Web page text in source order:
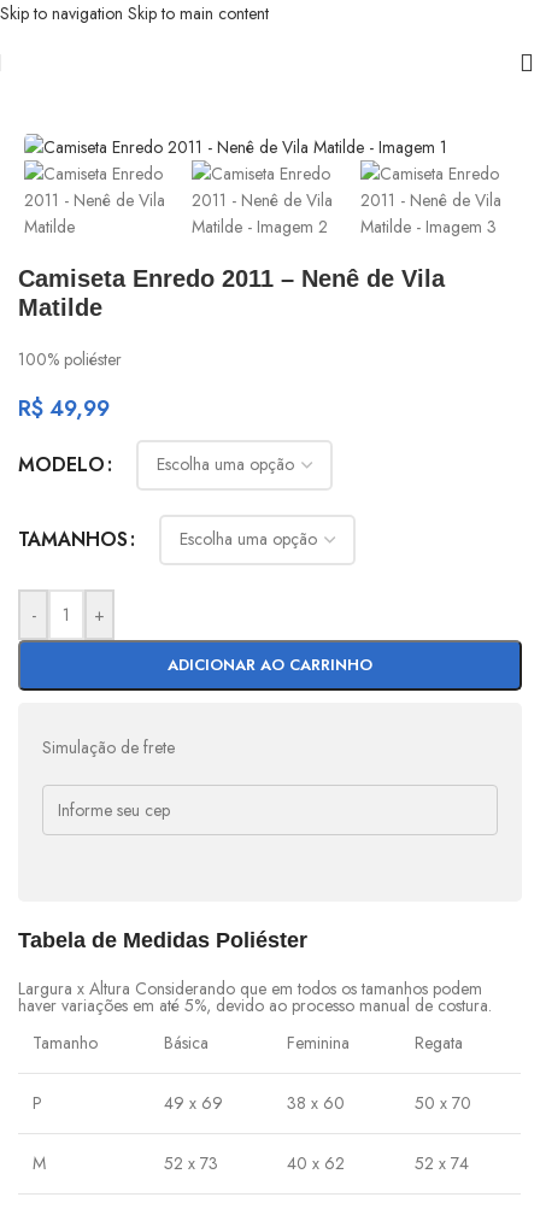
Skip to navigation Skip to main content
Camiseta Enredo 2011 – Nenê de Vila
Matilde
100% poliéster
R$49,99
MODELO
TAMANHOS
- +
ADICIONAR AO CARRINHO
Simulação de frete
Tabela de Medidas Poliéster
Largura x Altura Considerando que em todos os tamanhos podem
haver variações em até 5%, devido ao processo manual de costura.
Tamanho
Básica Feminina Regata
P 49 x 69 38 x 60 50 x 70
M 52 x 73 40 x 62 52 x 74